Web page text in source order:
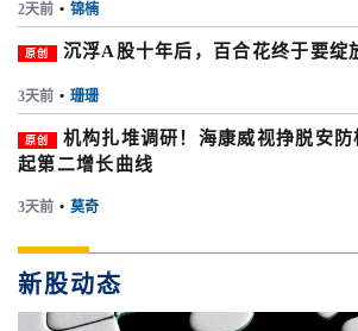
2天前 • 锦楠
原创 沉浮A股十年后，百合花终于要绽
3天前 • 珊珊
原创
机构扎堆调研！海康威视挣脱安
起第二增长曲线
3天前 • 莫奇
新股动态